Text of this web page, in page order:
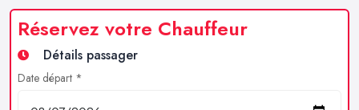
Réservez votre Chauffeur
Détails passager
Date départ *